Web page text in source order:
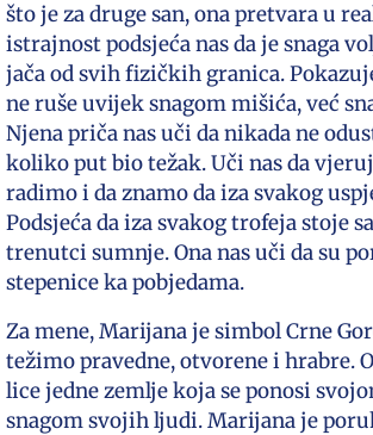
što je za druge san, ona pretvara u
istrajnost podsjeća nas da je snaga
jača od svih fizičkih granica.
ne ruše uvijek snagom mišića, već
Njena priča nas uči da nikada ne
koliko put bio težak. Uči nas da
radimo i da znamo da iza svakog
Podsjeća da iza svakog trofeja stoje
trenutci sumnje. Ona nas uči da su
stepenice ka pobjedama.
Za mene, Marijana je simbol Crne
težimo pravedne, otvorene i hrabre.
lice jedne zemlje koja se ponosi
snagom svojih ljudi. Marijana je